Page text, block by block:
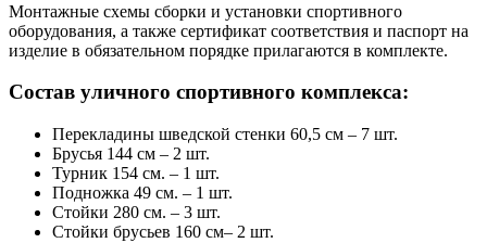
Монтажные схемы сборки и установки спортивного
оборудования, а также сертификат соответствия и паспорт на
изделие в обязательном порядке прилагаются в комплекте.
Состав уличного спортивного комплекса:
Перекладины шведской стенки 60,5 см – 7 шт.
Брусья 144 см – 2 шт.
Турник 154 см. – 1 шт.
Подножка 49 см. – 1 шт.
Стойки 280 см. – 3 шт.
Стойки брусьев 160 см– 2 шт.